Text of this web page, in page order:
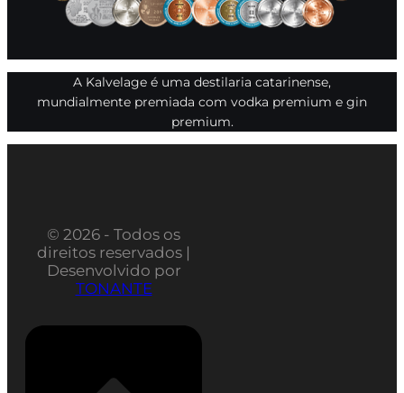
A Kalvelage é uma destilaria catarinense,
mundialmente premiada com vodka premium e gin
premium.
© 2026 - Todos os
direitos reservados |
Desenvolvido por
TONANTE